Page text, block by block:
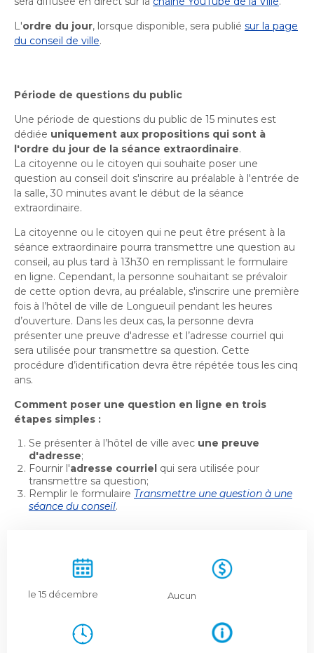
Loisir et vie communautaire
Loisir et vie communautaire
Sports et saines habitudes de vie
Sports et saines habitudes de vie
Reconnaissance et soutien des organismes
Reconnaissance et soutien des organismes
Bénévolat
Bénévolat
Lutte à l'itinérance
Lutte à l'itinérance
Écocentres
Info-Travaux
Matières résiduelles et collectes
Stationnements municipaux
Stationnements municipaux
Voie publique
Voie publique
Transition socioécologique et mobilité
Transition socioécologique et mobilité
Biodiversité et milieux naturels
Lutte aux changements climatiques
Mobilité durable
Mobilité durable
Verdissement et travaux de foresterie
Verdissement et travaux de foresterie
Sécurité publique
Service sécurité incendie
Sécurisation des rues locales
Sécurisation des rues locales
Élus
Demande d'accès à l'information
Demande d'accès à l'information
Instances décisionnelles
Instances décisionnelles
Participation citoyenne
Participation citoyenne
Procès-verbaux
Procès-verbaux
Projets particuliers
Projets particuliers
Ouvre
dans
une
nouvelle
fenêtre
Règlements municipaux
Règlements municipaux
Entreprises
Développement économique
Développement économique
Ouvre
dans
une
fenêtre
Développement immobilier
Développement immobilier
Ouvre
une
nouvelle
fenêtre
Fournisseurs
Gestion des matières résiduelles
Gestion des matières résiduelles
À propos de la Ville
Actualités et publications
Actualités et publications
Administration municipale
Administration municipale
Approvisionnement
Approvisionnement
Bureau de l’éthique et de l’inspection
contractuelle
Bureau de l’éthique et de l’inspection
contractuelle
Ouvre
dans
une
nouvelle
fenêtre
Bureau protecteur citoyen
Bureau protecteur citoyen
Centre-ville de Longueuil
Centre-ville de Longueuil
Cour municipale et contravention
Gouvernance et saine gestion
Gouvernance et saine gestion
Office de participation publique de Longueuil
Office de participation publique de Longueuil
Ouvre
dans
une
Politiques municipales
Politiques municipales
Vérificatrice générale
Activités littéraires
loisirs
Activités sportives et plein
air
Arts de la scène, spectacles
et festivals
Calendrier des événements
L'ordre du jour, lorsque disponible, sera publié sur la page
du conseil de ville.
Période de questions du public
Une période de questions du public de 15 minutes est
dédiée uniquement aux propositions qui sont à
l'ordre du jour de la séance extraordinaire.
La citoyenne ou le citoyen qui souhaite poser une
question au conseil doit s'inscrire au préalable à l'entrée de
la salle, 30 minutes avant le début de la séance
extraordinaire.
La citoyenne ou le citoyen qui ne peut être présent à la
séance extraordinaire pourra transmettre une question au
conseil, au plus tard à 13h30 en remplissant le formulaire
en ligne. Cependant, la personne souhaitant se prévaloir
de cette option devra, au préalable, s'inscrire une première
fois à l’hôtel de ville de Longueuil pendant les heures
d’ouverture. Dans les deux cas, la personne devra
présenter une preuve d'adresse et l’adresse courriel qui
sera utilisée pour transmettre sa question. Cette
procédure d’identification devra être répétée tous les cinq
ans.
Comment poser une question en ligne en trois
étapes simples :
Se présenter à l’hôtel de ville avec une preuve
d'adresse;
Fournir l'adresse courriel qui sera utilisée pour
transmettre sa question;
Remplir le formulaire Transmettre une question à une
séance du conseil.
le 15 décembre Aucun